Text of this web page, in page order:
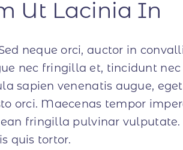
Ut Lacinia In
neque orci, auctor in
nec fringilla et, tincidunt nec
sapien venenatis augue, eget
orci. Maecenas tempor
fringilla pulvinar vulputate.
quis tortor.